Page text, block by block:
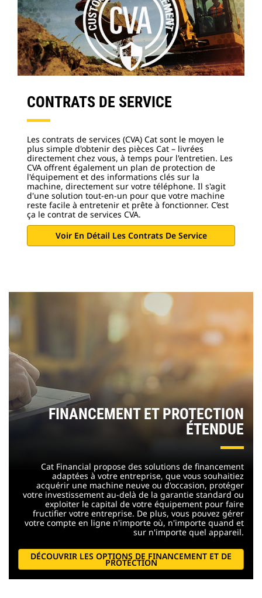
CONTRATS DE SERVICE
Les contrats de services (CVA) Cat sont le moyen le
plus simple d'obtenir des pièces Cat – livrées
directement chez vous, à temps pour l'entretien. Les
CVA offrent également un plan de protection de
l'équipement et des informations clés sur la
machine, directement sur votre téléphone. Il s'agit
d'une solution tout-en-un pour que votre machine
reste facile à entretenir et prête à fonctionner. C’est
ça le contrat de services CVA.
Voir En Détail Les Contrats De Service
FINANCEMENT ET PROTECTION
ÉTENDUE
Cat Financial propose des solutions de financement
adaptées à votre entreprise, que vous souhaitiez
acquérir une machine neuve ou d'occasion, protéger
votre investissement au-delà de la garantie standard ou
exploiter le capital de votre équipement pour faire
fructifier votre entreprise. De plus, vous pouvez gérer
votre compte en ligne n'importe où, n'importe quand et
sur n'importe quel appareil.
DÉCOUVRIR LES OPTIONS DE FINANCEMENT ET DE
PROTECTION